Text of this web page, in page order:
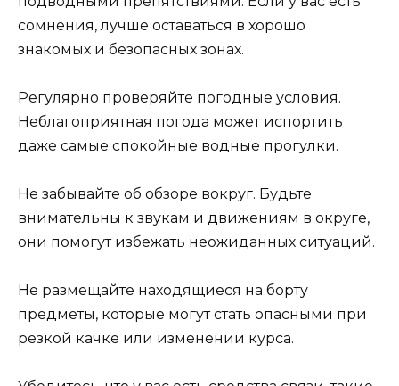
сомнения, лучше оставаться в хорошо
знакомых и безопасных зонах.
Регулярно проверяйте погодные условия.
Неблагоприятная погода может испортить
даже самые спокойные водные прогулки.
Не забывайте об обзоре вокруг. Будьте
внимательны к звукам и движениям в округе,
они помогут избежать неожиданных ситуаций.
Не размещайте находящиеся на борту
предметы, которые могут стать опасными при
резкой качке или изменении курса.